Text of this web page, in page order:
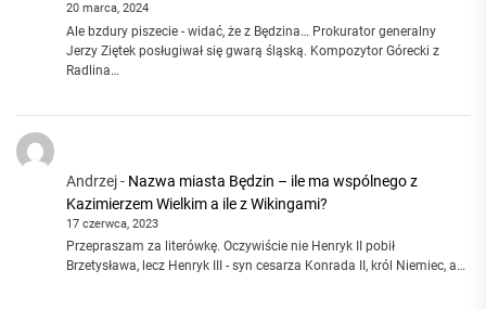
20 marca, 2024
Ale bzdury piszecie - widać, że z Będzina… Prokurator generalny
Jerzy Ziętek posługiwał się gwarą śląską. Kompozytor Górecki z
Radlina…
Andrzej- Nazwa miasta Będzin – ile ma wspólnego z
Kazimierzem Wielkim a ile z Wikingami?
17 czerwca, 2023
Przepraszam za literówkę. Oczywiście nie Henryk II pobił
Brzetysława, lecz Henryk III - syn cesarza Konrada II, król Niemiec, a…